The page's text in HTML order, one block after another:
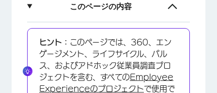
このページの内容
一意の識別子について
全従業員のユニーク ID を更新する
複数の従業員の一意の識別子を更新する
1人の参加者のユニークIDを更新する
ヒント： このページでは、360、エン
ゲージメント、ライフサイクル、パル
ス、およびアドホック従業員調査プロ
ジェクトを含む、すべてのEmployee
Experienceのプロジェクトで使用で